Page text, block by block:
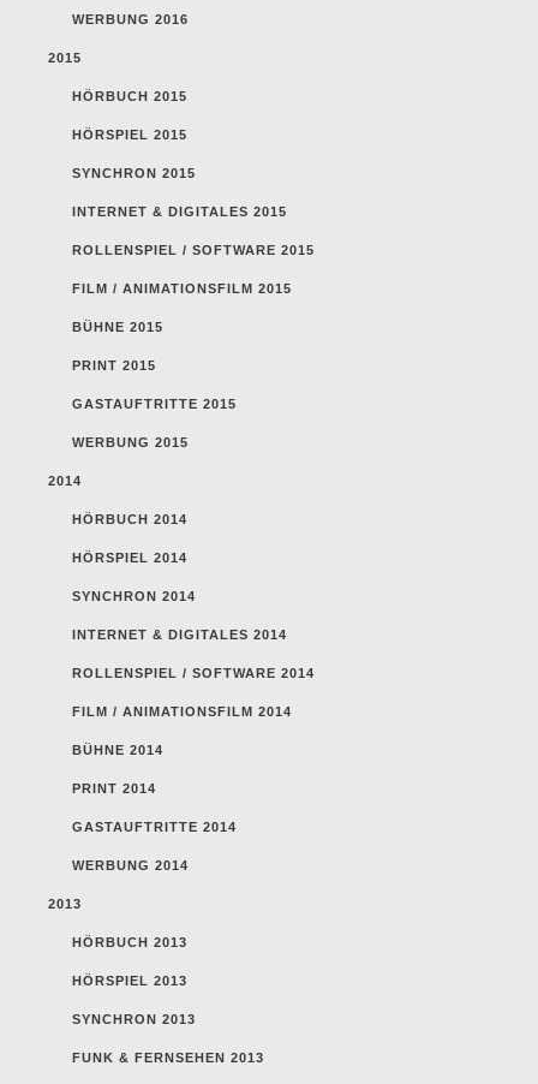
WERBUNG 2016
2015
HÖRBUCH 2015
HÖRSPIEL 2015
SYNCHRON 2015
INTERNET & DIGITALES 2015
ROLLENSPIEL / SOFTWARE 2015
FILM / ANIMATIONSFILM 2015
BÜHNE 2015
PRINT 2015
GASTAUFTRITTE 2015
WERBUNG 2015
2014
HÖRBUCH 2014
HÖRSPIEL 2014
SYNCHRON 2014
INTERNET & DIGITALES 2014
ROLLENSPIEL / SOFTWARE 2014
FILM / ANIMATIONSFILM 2014
BÜHNE 2014
PRINT 2014
GASTAUFTRITTE 2014
WERBUNG 2014
2013
HÖRBUCH 2013
HÖRSPIEL 2013
SYNCHRON 2013
FUNK & FERNSEHEN 2013